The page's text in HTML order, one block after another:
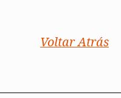
Voltar Atrás